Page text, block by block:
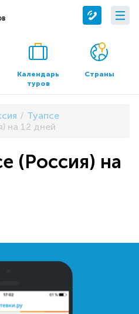
О компании
О нас
Контакты
Документы и реквизиты
Календарь
туров
Страны
Туапсе
на 12 дней
(Россия) на